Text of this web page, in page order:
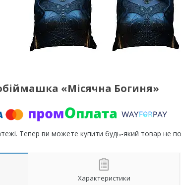
«Місячна Богиня»
Тепер ви можете купити будь-який товар не
Характеристики